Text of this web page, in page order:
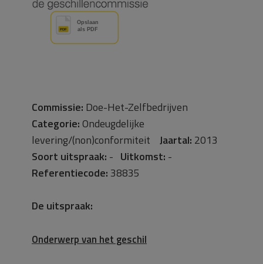
Commissie: Doe-Het-Zelfbedrijven
Categorie:Ondeugdelijke
levering/(non)conformiteit Jaartal: 2013
Soort uitspraak: - Uitkomst: -
Referentiecode: 38835
De uitspraak:
Onderwerp van het geschil